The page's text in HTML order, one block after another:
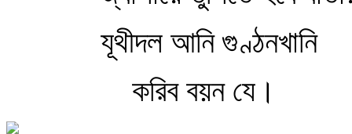
যূথীদল আনি গুণ্ঠনখানি
করিব বয়ন যে।